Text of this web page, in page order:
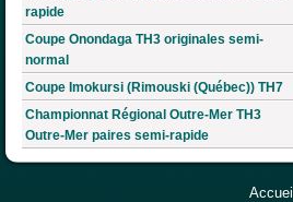
rapide
Coupe Onondaga TH3 originales semi-
normal
Coupe Imokursi (Rimouski (Québec)) TH7
Championnat Régional Outre-Mer TH3
Outre-Mer paires semi-rapide
Accueil